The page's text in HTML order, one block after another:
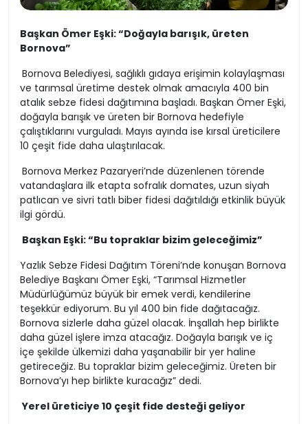
Başkan Ömer Eşki: “Doğayla barışık, üreten
Bornova”
Bornova Belediyesi, sağlıklı gıdaya erişimin kolaylaşması
ve tarımsal üretime destek olmak amacıyla 400 bin
atalık sebze fidesi dağıtımına başladı. Başkan Ömer Eşki,
doğayla barışık ve üreten bir Bornova hedefiyle
çalıştıklarını vurguladı. Mayıs ayında ise kırsal üreticilere
10 çeşit fide daha ulaştırılacak.
Bornova Merkez Pazaryeri’nde düzenlenen törende
vatandaşlara ilk etapta sofralık domates, uzun siyah
patlıcan ve sivri tatlı biber fidesi dağıtıldığı etkinlik büyük
ilgi gördü.
Başkan Eşki: “Bu topraklar bizim geleceğimiz”
Yazlık Sebze Fidesi Dağıtım Töreni’nde konuşan Bornova
Belediye Başkanı Ömer Eşki, “Tarımsal Hizmetler
Müdürlüğümüz büyük bir emek verdi, kendilerine
teşekkür ediyorum. Bu yıl 400 bin fide dağıtacağız.
Bornova sizlerle daha güzel olacak. İnşallah hep birlikte
daha güzel işlere imza atacağız. Doğayla barışık ve iç
içe şekilde ülkemizi daha yaşanabilir bir yer haline
getireceğiz. Bu topraklar bizim geleceğimiz. Üreten bir
Bornova’yı hep birlikte kuracağız” dedi.
Yerel üreticiye 10 çeşit fide desteği geliyor